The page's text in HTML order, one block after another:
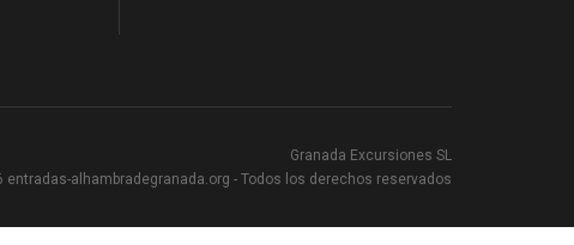
Granada Excursiones SL
entradas-alhambradegranada.org - Todos los derechos reservados